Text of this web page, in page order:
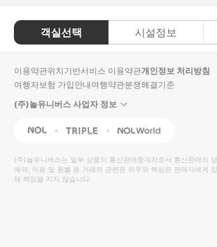
객실선택 시설정보
이용약관위치기반서비스 이용약관개인정보 처리방침
여행자보험 가입안내여행약관분쟁해결기준
(주)놀유니버스 사업자 정보
NOL Triple Interpark Global
(주)놀유니버스는 일부 상품의 통신판매중개자로서 통신판매의
예약, 이용 및 환불 등 거래와 관련된 의무와 책임은 판매자에게
체 책임을 지지 않습니다.